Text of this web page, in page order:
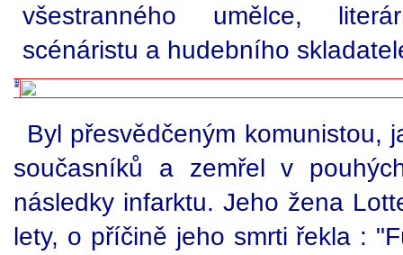
všestranného umělce,
scénáristu a hudebního
Byl přesvědčeným komunistou,
současníků a zemřel v
následky infarktu. Jeho žena
lety, o příčině jeho smrti řekla :